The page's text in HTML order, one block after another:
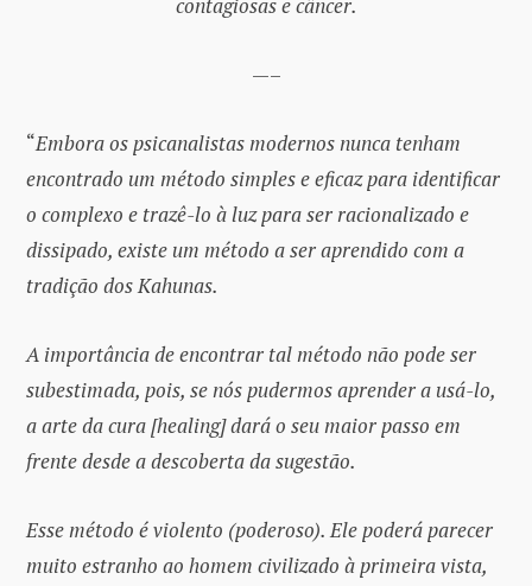
contagiosas e câncer.
—–
“Embora os psicanalistas modernos nunca tenham
encontrado um método simples e eficaz para identificar
o complexo e trazê-lo à luz para ser racionalizado e
dissipado, existe um método a ser aprendido com a
tradição dos Kahunas.
A importância de encontrar tal método não pode ser
subestimada, pois, se nós pudermos aprender a usá-lo,
a arte da cura [healing] dará o seu maior passo em
frente desde a descoberta da sugestão.
Esse método é violento (poderoso). Ele poderá parecer
muito estranho ao homem civilizado à primeira vista,